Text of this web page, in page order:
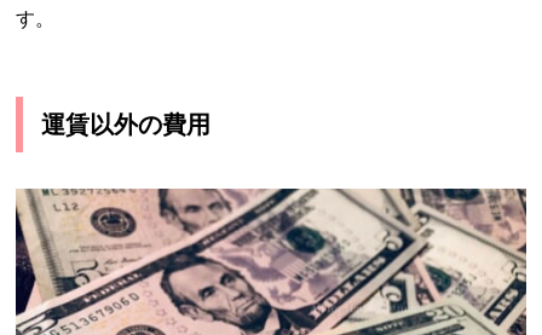
す。
運賃以外の費用